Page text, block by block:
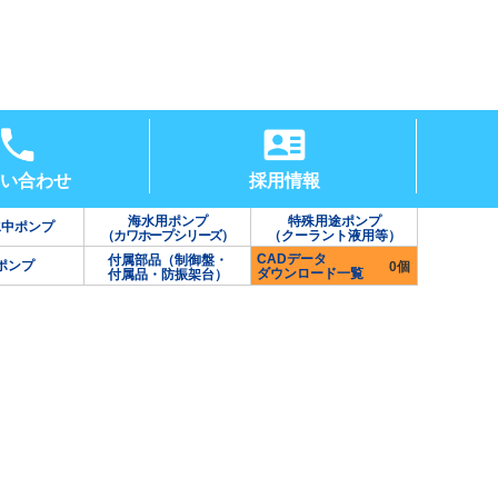
合わせ 採用情報
ポンプ
海水用ポンプ
（カワホープシリーズ）
特殊用途ポンプ
（クーラント液用等）
ンプ
付属部品（制御盤・
付属品・防振架台）
CADデータ
ダウンロード一覧
0個